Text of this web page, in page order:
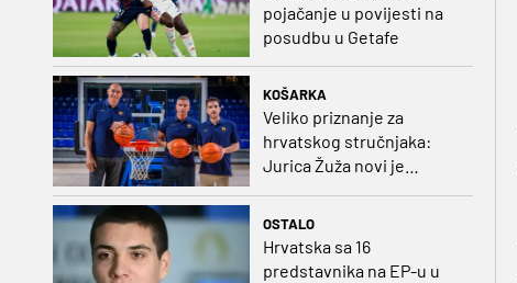
pojačanje u povijesti na
posudbu u Getafe
KOŠARKA
Veliko priznanje za
hrvatskog stručnjaka:
Jurica Žuža novi je
OSTALO
Hrvatska sa 16
predstavnika na EP-u u